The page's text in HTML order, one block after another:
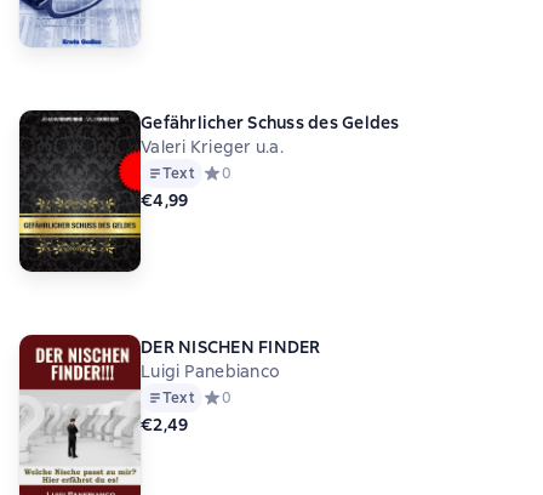
Gefährlicher Schuss des Geldes
Valeri Krieger u.a.
Text Средний рейтинг 0 на основе 0 оценок
0
€4,99
DER NISCHEN FINDER
Luigi Panebianco
Text Средний рейтинг 0 на основе 0 оценок
0
€2,49